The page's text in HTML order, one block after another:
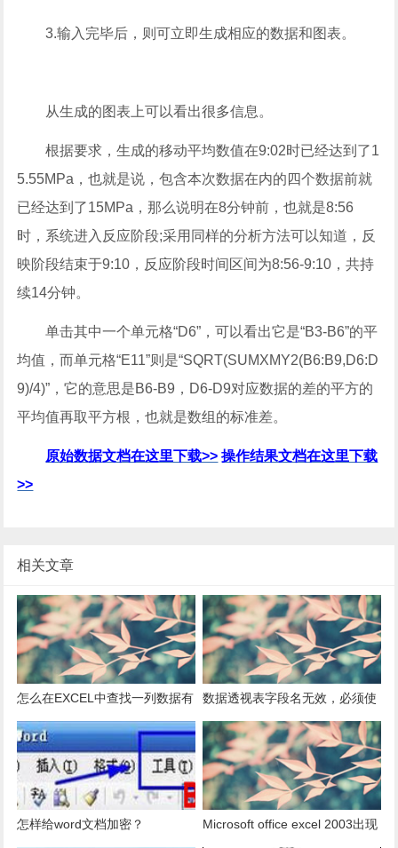
3.输入完毕后，则可立即生成相应的数据和图表。
从生成的图表上可以看出很多信息。
根据要求，生成的移动平均数值在9:02时已经达到了1
5.55MPa，也就是说，包含本次数据在内的四个数据前就
已经达到了15MPa，那么说明在8分钟前，也就是8:56
时，系统进入反应阶段;采用同样的分析方法可以知道，反
映阶段结束于9:10，反应阶段时间区间为8:56-9:10，共持
续14分钟。
单击其中一个单元格“D6”，可以看出它是“B3-B6”的平
均值，而单元格“E11”则是“SQRT(SUMXMY2(B6:B9,D6:D
9)/4)”，它的意思是B6-B9，D6-D9对应数据的差的平方的
平均值再取平方根，也就是数组的标准差。
原始数据文档在这里下载>> 操作结果文档在这里下载
>>
相关文章
怎么在EXCEL中查找一列数据有
多少是重复的？
数据透视表字段名无效，必须使
用组合为带有标志列列表的数
据。
怎样给word文档加密？
Microsoft office excel 2003出现